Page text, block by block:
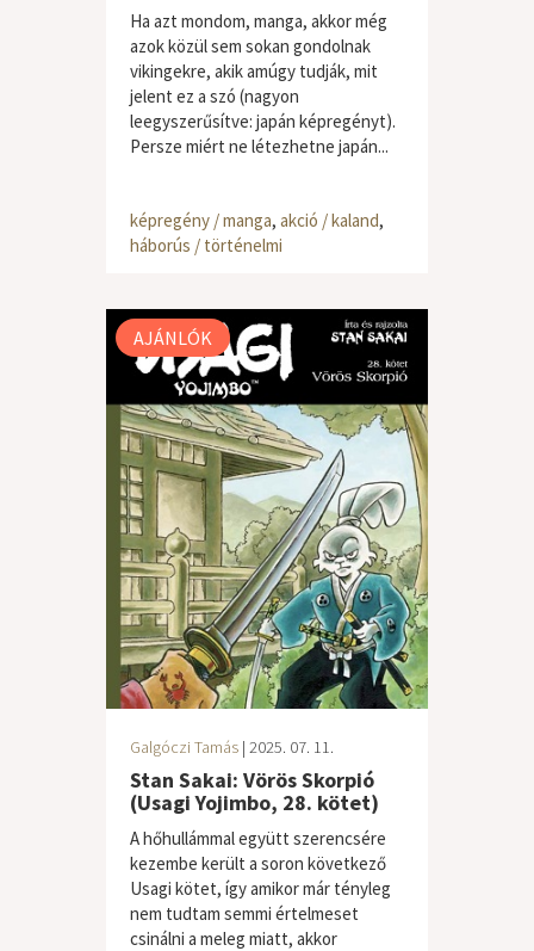
Ha azt mondom, manga, akkor még
azok közül sem sokan gondolnak
vikingekre, akik amúgy tudják, mit
jelent ez a szó (nagyon
leegyszerűsítve: japán képregényt).
Persze miért ne létezhetne japán...
képregény / manga, akció / kaland,
háborús / történelmi
AJÁNLÓK
Galgóczi Tamás | 2025. 07. 11.
Stan Sakai: Vörös Skorpió
(Usagi Yojimbo, 28. kötet)
A hőhullámmal együtt szerencsére
kezembe került a soron következő
Usagi kötet, így amikor már tényleg
nem tudtam semmi értelmeset
csinálni a meleg miatt, akkor